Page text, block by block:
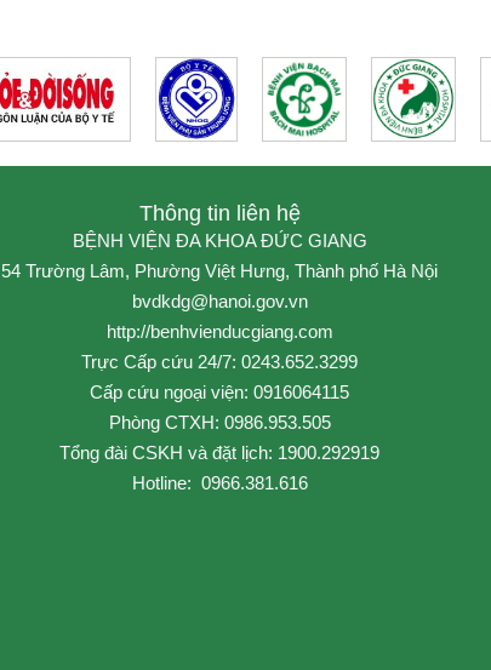
Thông tin liên hệ
BỆNH VIỆN ĐA KHOA ĐỨC GIANG
54 Trường Lâm, Phường Việt Hưng, Thành phố Hà Nội
bvdkdg@hanoi.gov.vn
http://benhvienducgiang.com
Trực Cấp cứu 24/7: 0243.652.3299
Cấp cứu ngoại viện: 0916064115
Phòng CTXH: 0986.953.505
Tổng đài CSKH và đặt lịch: 1900.292919
Hotline: 0966.381.616